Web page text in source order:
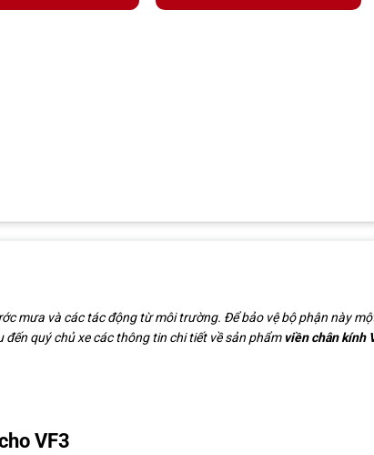
mưa và các tác động từ môi trường. Để bảo vệ bộ phận này
quý chủ xe các thông tin chi tiết về sản phẩm viền chân kính
VF3